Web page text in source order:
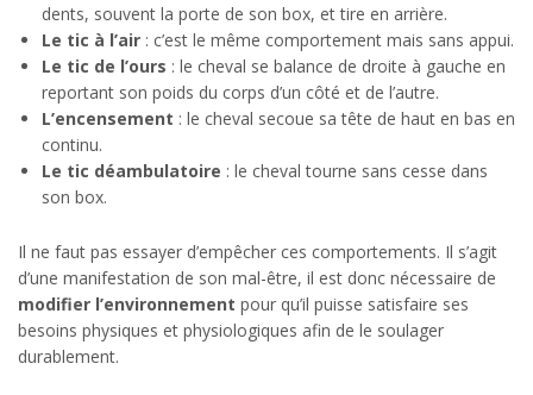
dents, souvent la porte de son box, et tire en arrière.
Le tic à l’air : c’est le même comportement mais sans appui.
Le tic de l’ours : le cheval se balance de droite à gauche en
reportant son poids du corps d’un côté et de l’autre.
L’encensement : le cheval secoue sa tête de haut en bas en
continu.
Le tic déambulatoire : le cheval tourne sans cesse dans
son box.
Il ne faut pas essayer d’empêcher ces comportements. Il s’agit
d’une manifestation de son mal-être, il est donc nécessaire de
modifier l’environnement pour qu’il puisse satisfaire ses
besoins physiques et physiologiques afin de le soulager
durablement.